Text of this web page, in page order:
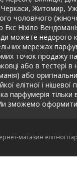
Черкаси,
чоловічого
Ніхіло
можете недорого
мережах
точок продажу
або в
або
елітної і
парфумерія
зможемо